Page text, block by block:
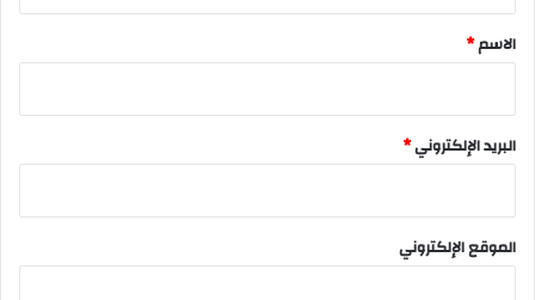
*
الاسم*
البريد الإلكتروني*
الموقع الإلكتروني